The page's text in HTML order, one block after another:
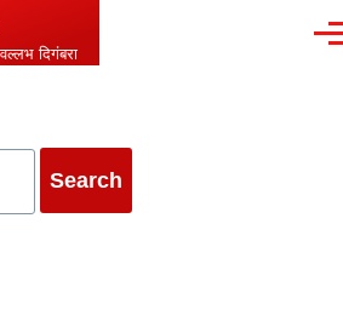
दिगंबरा